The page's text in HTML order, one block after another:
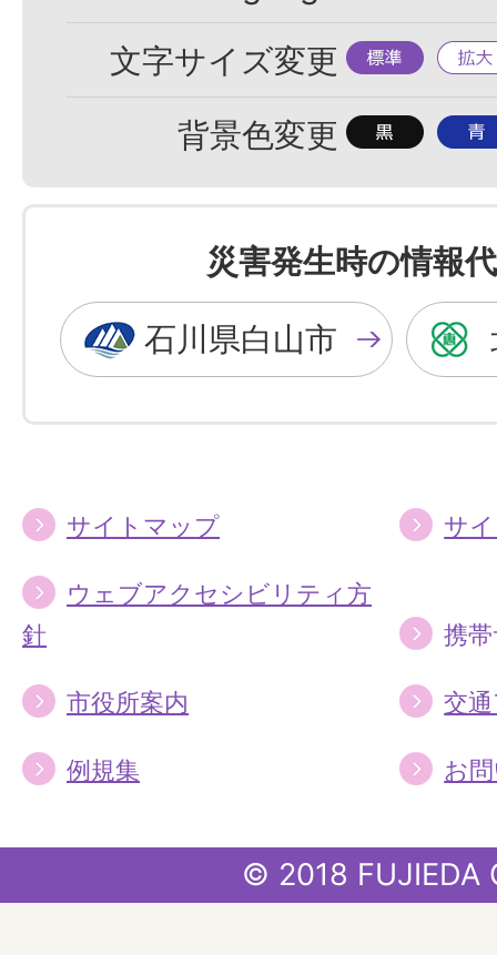
文字サイズ変更 標
準
拡
大
背景色変更 背
色
を
黒
色
に
背
色
を
青
色
に
災害発生時の情報
石川県白山市
サイトマップ サ
ウェブアクセシビリティ方
針
携
市役所案内 交
例規集 お
© 2018 FUJIEDA